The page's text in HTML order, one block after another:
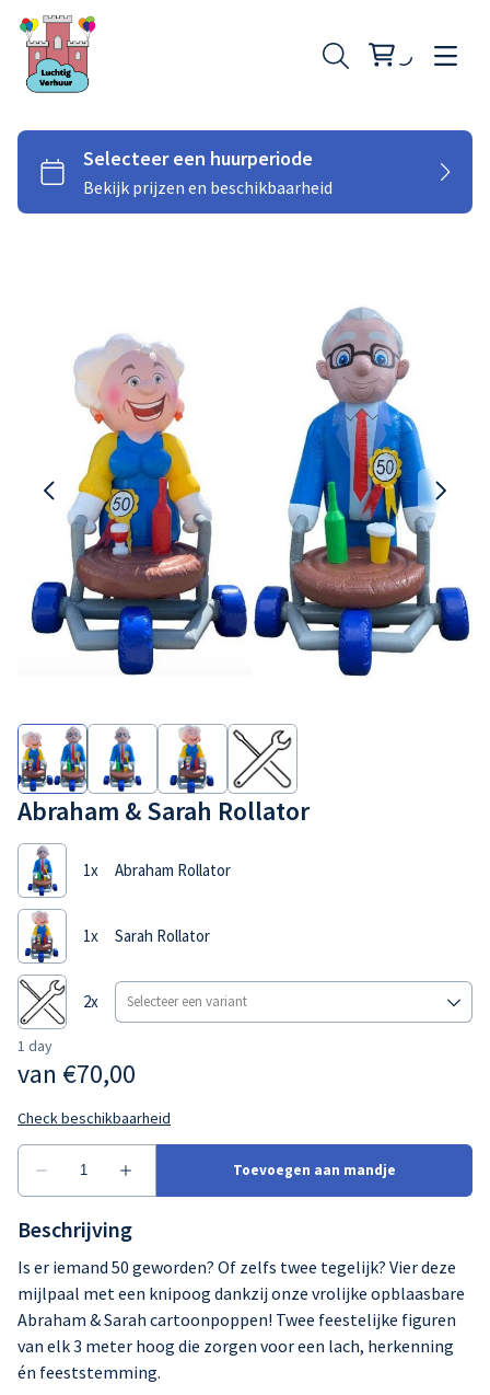
Springkussen klein
Springkussen middel
Springkussen groot
Stormbaan buikschuifbaan
Partytent
Abraham & Sarah Rollator
Beschrijving
Is er iemand 50 geworden? Of zelfs twee tegelijk? Vier deze
mijlpaal met een knipoog dankzij onze vrolijke opblaasbare
Abraham & Sarah cartoonpoppen! Twee feestelijke figuren
van elk 3 meter hoog die zorgen voor een lach, herkenning
én feeststemming.